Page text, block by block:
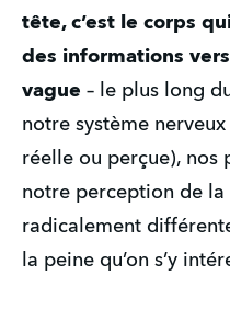
tête, c’est le corps
des informations
vague – le plus long
notre système
réelle ou perçue), nos
notre perception de
radicalement
la peine qu’on s’y